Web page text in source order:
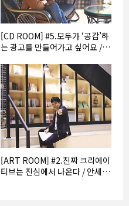
[CD ROOM] #5.모두가 ‘공감’하
는 광고를 만들어가고 싶어요 /
[ART ROOM] #2.진짜 크리에이
티브는 진심에서 나온다 / 안세훈